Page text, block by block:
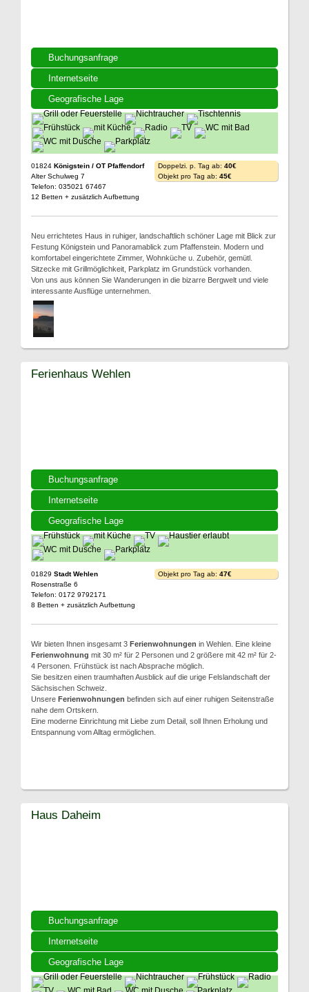
Buchungsanfrage
Internetseite
Geografische Lage
01824 Königstein / OT Pfaffendorf
Alter Schulweg 7
Telefon: 035021 67467
12 Betten + zusätzlich Aufbettung
Doppelzi. p. Tag ab: 40€
Objekt pro Tag ab: 45€
Neu errichtetes Haus in ruhiger, landschaftlich schöner Lage mit Blick zur
Festung Königstein und Panoramablick zum Pfaffenstein. Modern und
komfortabel eingerichtete Zimmer, Wohnküche u. Zubehör, gemütl.
Sitzecke mit Grillmöglichkeit, Parkplatz im Grundstück vorhanden.
Von uns aus können Sie Wanderungen in die bizarre Bergwelt und viele
interessante Ausflüge unternehmen.
Buchungsanfrage
Internetseite
Geografische Lage
Ferienhaus Wehlen
01829 Stadt Wehlen
Rosenstraße 6
Telefon: 0172 9792171
8 Betten + zusätzlich Aufbettung
Objekt pro Tag ab: 47€
Wir bieten Ihnen insgesamt 3 Ferienwohnungen in Wehlen. Eine kleine
Ferienwohnung mit 30 m² für 2 Personen und 2 größere mit 42 m² für 2-
4 Personen. Frühstück ist nach Absprache möglich.
Sie besitzen einen traumhaften Ausblick auf die urige Felslandschaft der
Sächsischen Schweiz.
Unsere Ferienwohnungen befinden sich auf einer ruhigen Seitenstraße
nahe dem Ortskern.
Eine moderne Einrichtung mit Liebe zum Detail, soll Ihnen Erholung und
Entspannung vom Alltag ermöglichen.
Buchungsanfrage
Internetseite
Geografische Lage
Haus Daheim